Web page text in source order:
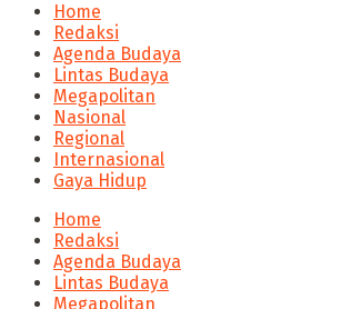
Home
Redaksi
Agenda Budaya
Lintas Budaya
Megapolitan
Nasional
Regional
Internasional
Gaya Hidup
Home
Redaksi
Agenda Budaya
Lintas Budaya
Megapolitan